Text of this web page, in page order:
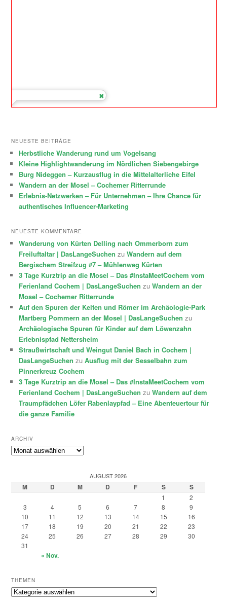
NEUESTE BEITRÄGE
Herbstliche Wanderung rund um Vogelsang
Kleine Highlightwanderung im Nördlichen Siebengebirge
Burg Nideggen – Kurzausflug in die Mittelalterliche Eifel
Wandern an der Mosel – Cochemer Ritterrunde
Erlebnis-Netzwerken – Für Unternehmen – Ihre Chance für
authentisches Influencer-Marketing
NEUESTE KOMMENTARE
Wanderung von Kürten Delling nach Ommerborn zum
Freiluftaltar | DasLangeSuchen zuWandern auf dem
Bergischem Streifzug #7 – Mühlenweg Kürten
3 Tage Kurztrip an die Mosel – Das #InstaMeetCochem vom
Ferienland Cochem | DasLangeSuchen zuWandern an der
Mosel – Cochemer Ritterrunde
Auf den Spuren der Kelten und Römer im Archäologie-Park
Martberg Pommern an der Mosel | DasLangeSuchen zu
Archäologische Spuren für Kinder auf dem Löwenzahn
Erlebnispfad Nettersheim
Straußwirtschaft und Weingut Daniel Bach in Cochem |
DasLangeSuchen zuAusflug mit der Sesselbahn zum
Pinnerkreuz Cochem
3 Tage Kurztrip an die Mosel – Das #InstaMeetCochem vom
Ferienland Cochem | DasLangeSuchen zuWandern auf dem
Traumpfädchen Löfer Rabenlaypfad – Eine Abenteuertour für
die ganze Familie
ARCHIV
Archiv
AUGUST 2026
M D M D F S S
1
2
3
4 5 6 7 8
9
10
11 12 13 14 15
16
17
18 19 20 21 22
23
24
25 26 27 28 29
30
31
« Nov.
THEMEN
Themen